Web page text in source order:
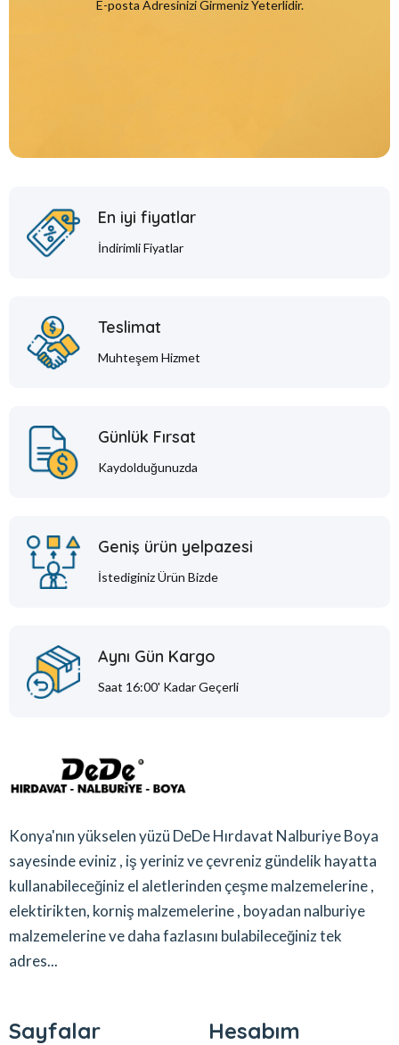
E-posta Adresinizi Girmeniz Yeterlidir.
En iyi fiyatlar
İndirimli Fiyatlar
Teslimat
Muhteşem Hizmet
Günlük Fırsat
Kaydolduğunuzda
Geniş ürün yelpazesi
İstediginiz Ürün Bizde
Aynı Gün Kargo
Saat 16:00' Kadar Geçerli
Konya'nın yükselen yüzü DeDe Hırdavat Nalburiye Boya
sayesinde eviniz , iş yeriniz ve çevreniz gündelik hayatta
kullanabileceğiniz el aletlerinden çeşme malzemelerine ,
elektirikten, korniş malzemelerine , boyadan nalburiye
malzemelerine ve daha fazlasını bulabileceğiniz tek
adres...
Sayfalar Hesabım